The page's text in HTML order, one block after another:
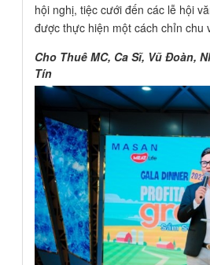
hội nghị, tiệc cưới đến các lễ hội
được thực hiện một cách chỉn chu
Cho Thuê MC, Ca Sĩ, Vũ Đoàn,
Tín